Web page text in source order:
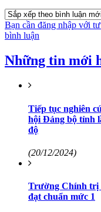
Bạn cần đăng nhập với
bình luận
Những tin mới
Tiếp tục nghiên
hội Đảng bộ tỉnh
độ
(20/12/2024)
Trường Chính trị
đạt chuẩn mức 1